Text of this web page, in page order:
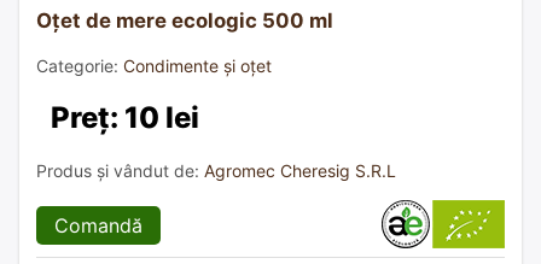
Oțet de mere ecologic 500 ml
Categorie: Condimente și oțet
Preț: 10 lei
Produs și vândut de: Agromec Cheresig S.R.L
Comandă